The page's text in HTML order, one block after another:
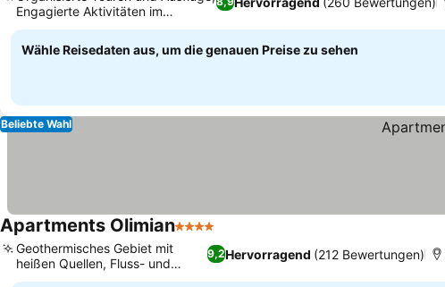
Engagierte Aktivitäten im
Kinderclub
Wähle Reisedaten aus, um die genauen Preise zu sehen
Beliebte Wahl
Apartments Olimian4 Sterne
9,2Hervorragend (212 Bewertungen)
Geothermisches Gebiet mit
heißen Quellen, Fluss- und
Gartenblick